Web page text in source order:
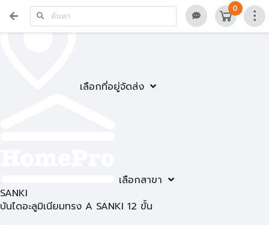
เลือกที่อยู่จัดส่ง
เลือกสาขา
0
SANKI
บันไดอะลูมิเนียมทรง A SANKI 12 ขั้น